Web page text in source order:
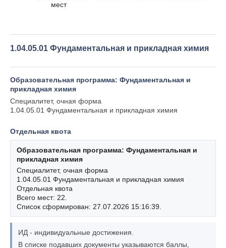
мест
1.04.05.01 Фундаментальная и прикладная химия
Образовательная программа: Фундаментальная и
прикладная химия
Специалитет, очная форма
1.04.05.01 Фундаментальная и прикладная химия
Отдельная квота
Образовательная программа: Фундаментальная и
прикладная химия
Специалитет, очная форма
1.04.05.01 Фундаментальная и прикладная химия
Отдельная квота
Всего мест: 22.
Список сформирован: 27.07.2026 15:16:39.
ИД - индивидуальные достижения.
В списке подавших документы указываются баллы,